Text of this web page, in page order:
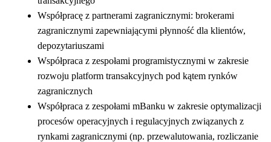
Współpracę z partnerami zagranicznymi: brokerami
zagranicznymi zapewniającymi płynność dla klientów,
depozytariuszami
Współpraca z zespołami programistycznymi w zakresie
rozwoju platform transakcyjnych pod kątem rynków
zagranicznych
Współpraca z zespołami mBanku w zakresie optymalizacji
procesów operacyjnych i regulacyjnych związanych z
rynkami zagranicznymi (np. przewalutowania, rozliczanie